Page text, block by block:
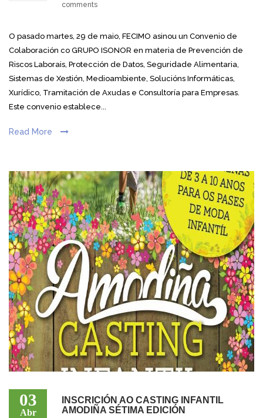
comments
O pasado martes, 29 de maio, FECIMO asinou un Convenio de
Colaboración co GRUPO ISONOR en materia de Prevención de
Riscos Laborais, Protección de Datos, Seguridade Alimentaria,
Sistemas de Xestión, Medioambiente, Solucións Informáticas,
Xurídico, Tramitación de Axudas e Consultoría para Empresas.
Este convenio establece...
Read More
03
Abr
INSCRICIÓN AO CASTING INFANTIL
AMODIÑA SÉTIMA EDICIÓN